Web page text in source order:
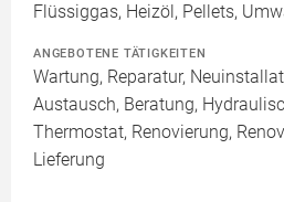
Flüssiggas, Heizöl, Pellets,
ANGEBOTENE TÄTIGKEITEN
Wartung, Reparatur,
Austausch, Beratung,
Thermostat, Renovierung,
Lieferung